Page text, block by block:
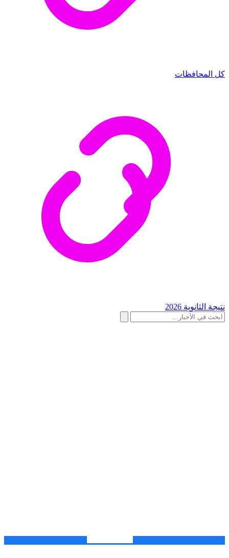
كل المحافظات
نتيجة الثانوية 2026